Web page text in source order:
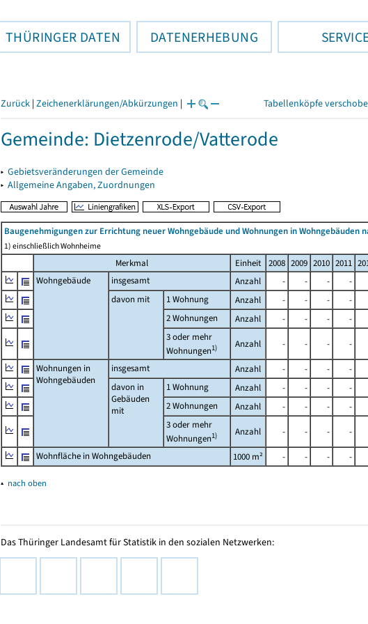
THÜRINGER DATEN DATENERHEBUNG
Zurück | Zeichenerklärungen/Abkürzungen | Tabellenköpfe
Gemeinde: Dietzenrode/Vatterode
▸ Gebietsveränderungen der Gemeinde
▸ Allgemeine Angaben, Zuordnungen
Baugenehmigungen zur Errichtung neuer Wohngebäude und Wohnungen in Wohngebäuden
1) einschließlich Wohnheime
Merkmal Einheit 2008 2009 2010 2011
Wohngebäude
insgesamt Anzahl - - - -
davon mit
1 Wohnung Anzahl - - - -
2 Wohnungen
Anzahl - - - -
3 oder mehr
Wohnungen1) Anzahl - - - -
Wohnungen in
Wohngebäuden
insgesamt Anzahl - - - -
davon in
Gebäuden
mit
1 Wohnung Anzahl - - - -
2 Wohnungen
Anzahl - - - -
3 oder mehr
Wohnungen1) Anzahl - - - -
Wohnfläche in Wohngebäuden 1000 m² - - - -
▴ nach oben
Das Thüringer Landesamt für Statistik in den sozialen Netzwerken: